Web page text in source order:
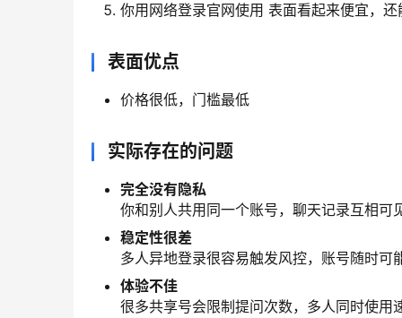
你用网络登录官网使用 表面看起来便宜，
表面优点
价格很低，门槛最低
实际存在的问题
完全没有隐私
你和别人共用同一个账号，聊天记录互相可
稳定性很差
多人异地登录很容易触发风控，账号随时可
体验不佳
很多共享号会限制提问次数，多人同时使用